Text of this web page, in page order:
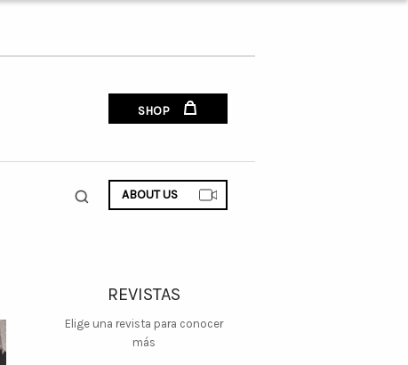
SHOP
ABOUT US
REVISTAS
Elige una revista para conocer
más